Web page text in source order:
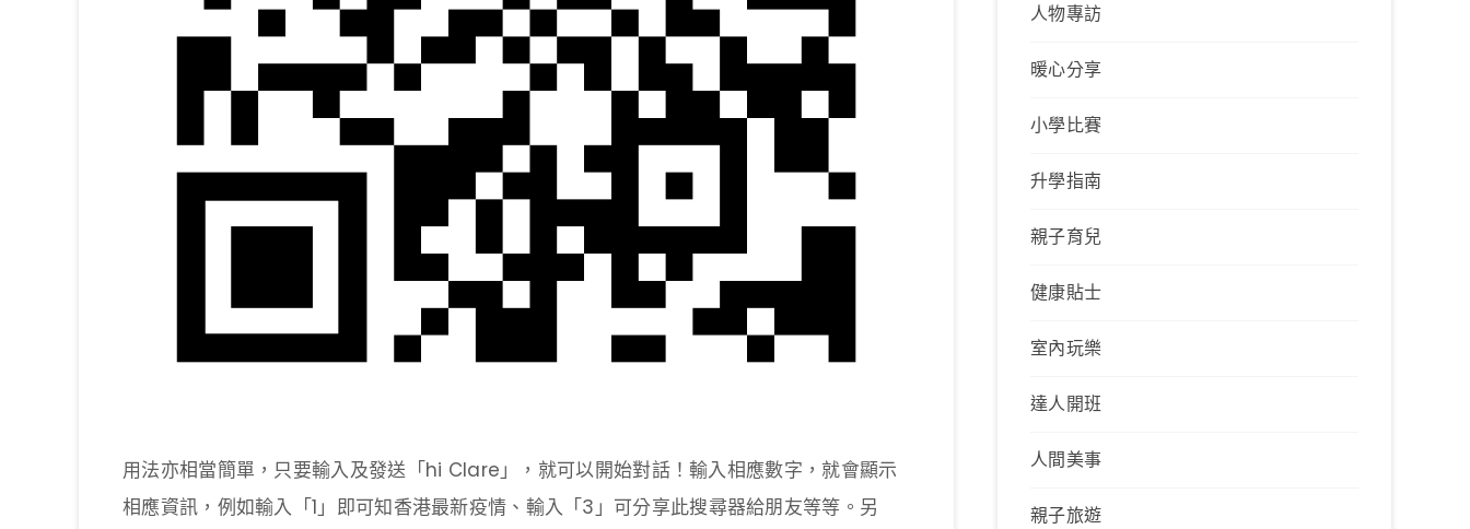
用法亦相當簡單，只要輸入及發送「hi Clare」，就可以開始對話！輸入相應數字，就會顯示
相應資訊，例如輸入「1」即可知香港最新疫情、輸入「3」可分享此搜尋器給朋友等等。另
人物專訪
暖心分享
小學比賽
升學指南
親子育兒
健康貼士
室內玩樂
達人開班
人間美事
親子旅遊